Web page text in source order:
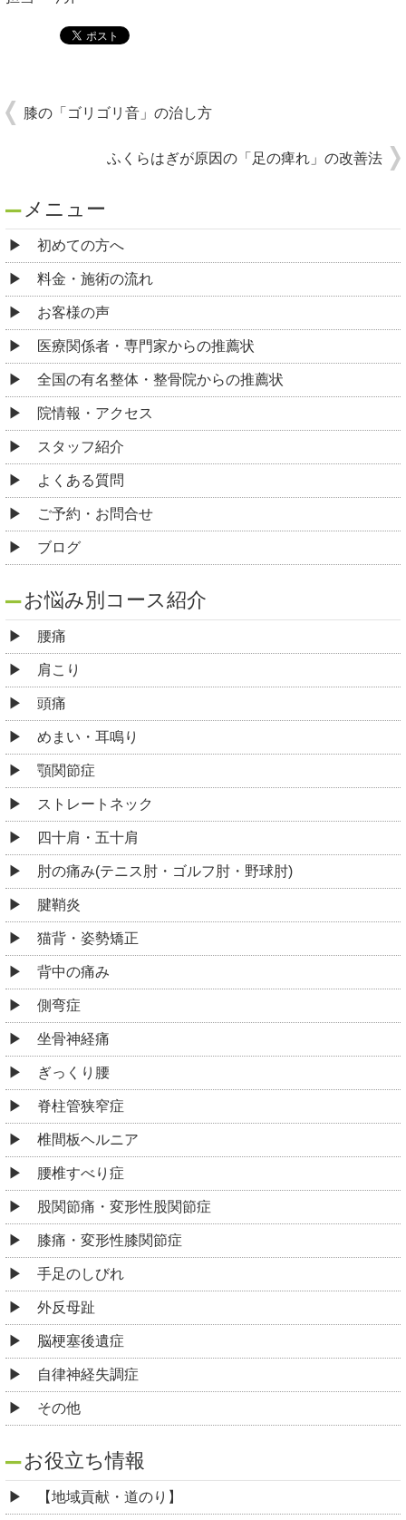
膝の「ゴリゴリ音」の治し方
ふくらはぎが原因の「足の痺れ」の改善法
メニュー
初めての方へ
料金・施術の流れ
お客様の声
医療関係者・専門家からの推薦状
全国の有名整体・整骨院からの推薦状
院情報・アクセス
スタッフ紹介
よくある質問
ご予約・お問合せ
ブログ
お悩み別コース紹介
腰痛
肩こり
頭痛
めまい・耳鳴り
顎関節症
ストレートネック
四十肩・五十肩
肘の痛み(テニス肘・ゴルフ肘・野球肘)
腱鞘炎
猫背・姿勢矯正
背中の痛み
側弯症
坐骨神経痛
ぎっくり腰
脊柱管狭窄症
椎間板ヘルニア
腰椎すべり症
股関節痛・変形性股関節症
膝痛・変形性膝関節症
手足のしびれ
外反母趾
脳梗塞後遺症
自律神経失調症
その他
お役立ち情報
【地域貢献・道のり】